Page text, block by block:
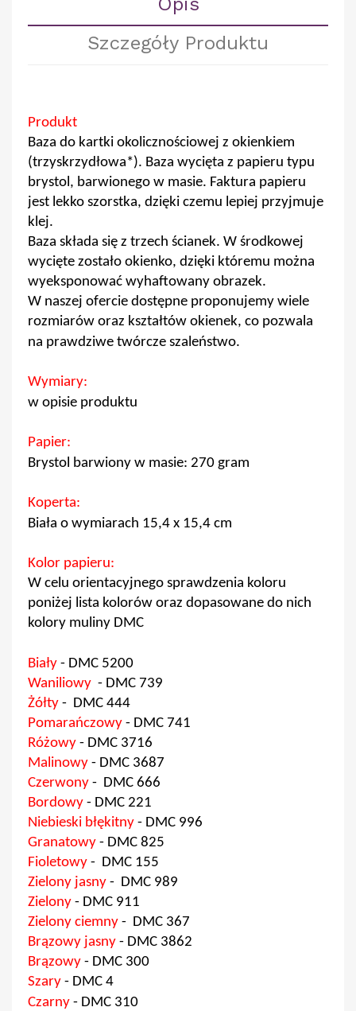
Szczegóły Produktu
Produkt
Baza do kartki okolicznościowej z okienkiem
(trzyskrzydłowa*). Baza wycięta z papieru typu
brystol, barwionego w masie. Faktura papieru
jest lekko szorstka, dzięki czemu lepiej przyjmuje
klej.
Baza składa się z trzech ścianek. W środkowej
wycięte zostało okienko, dzięki któremu można
wyeksponować wyhaftowany obrazek.
W naszej ofercie dostępne proponujemy wiele
rozmiarów oraz kształtów okienek, co pozwala
na prawdziwe twórcze szaleństwo.
Wymiary:
w opisie produktu
Papier:
Brystol barwiony w masie: 270 gram
Koperta:
Biała o wymiarach 15,4 x 15,4 cm
Kolor papieru:
W celu orientacyjnego sprawdzenia koloru
poniżej lista kolorów oraz dopasowane do nich
kolory muliny DMC
Biały - DMC 5200
Waniliowy - DMC 739
Żółty - DMC 444
Pomarańczowy - DMC 741
Różowy - DMC 3716
Malinowy - DMC 3687
Czerwony - DMC 666
Bordowy - DMC 221
Niebieski błękitny - DMC 996
Granatowy - DMC 825
Fioletowy - DMC 155
Zielony jasny - DMC 989
Zielony - DMC 911
Zielony ciemny - DMC 367
Brązowy jasny - DMC 3862
Brązowy - DMC 300
Szary - DMC 4
Czarny - DMC 310